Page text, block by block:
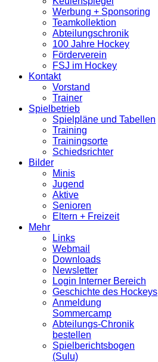
Werbung + Sponsoring
Teamkollektion
Abteilungschronik
100 Jahre Hockey
Förderverein
FSJ im Hockey
Kontakt
Vorstand
Trainer
Spielbetrieb
Spielpläne und Tabellen
Training
Trainingsorte
Schiedsrichter
Bilder
Minis
Jugend
Aktive
Senioren
Eltern + Freizeit
Mehr
Links
Webmail
Downloads
Newsletter
Login Interner Bereich
Geschichte des Hockeys
Anmeldung
Sommercamp
Abteilungs-Chronik
bestellen
Spielberichtsbogen
(Sulu)